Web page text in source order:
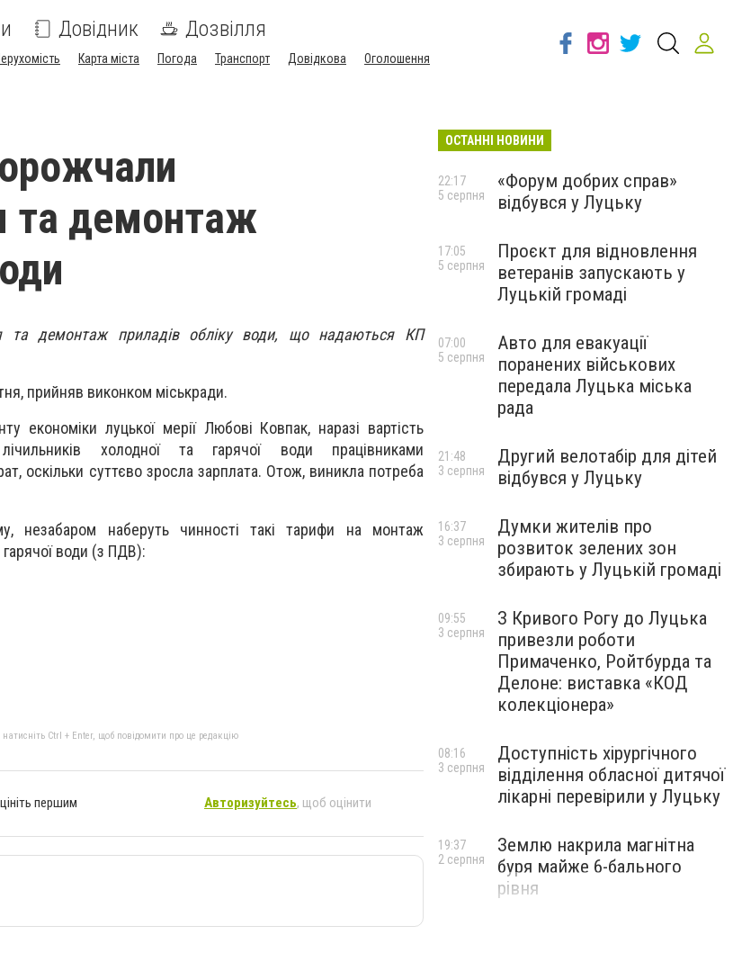
Довідник Дозвілля
Карта міста Погода Транспорт Довідкова Оголошення
та демонтаж
та демонтаж приладів обліку води, що надаються КП
прийняв виконком міськради.
економіки луцької мерії Любові Ковпак, наразі вартість
холодної та гарячої води працівниками
оскільки суттєво зросла зарплата. Отож, виникла потреба
незабаром наберуть чинності такі тарифи на монтаж
води (з ПДВ):
Ctrl + Enter, щоб повідомити про це редакцію
першим Авторизуйтесь, щоб оцінити
ОСТАННІ НОВИНИ
«Форум добрих справ»
відбувся у Луцьку
22:17
5 серпня
Проєкт для відновлення
ветеранів запускають у
Луцькій громаді
17:05
5 серпня
Авто для евакуації
поранених військових
передала Луцька міська
рада
07:00
5 серпня
Другий велотабір для дітей
відбувся у Луцьку
21:48
3 серпня
Думки жителів про
розвиток зелених зон
збирають у Луцькій громаді
16:37
3 серпня
З Кривого Рогу до Луцька
привезли роботи
Примаченко, Ройтбурда та
Делоне: виставка «КОД
колекціонера»
09:55
3 серпня
Доступність хірургічного
відділення обласної дитячої
лікарні перевірили у Луцьку
08:16
3 серпня
Землю накрила магнітна
буря майже 6-бального
рівня
19:37
2 серпня